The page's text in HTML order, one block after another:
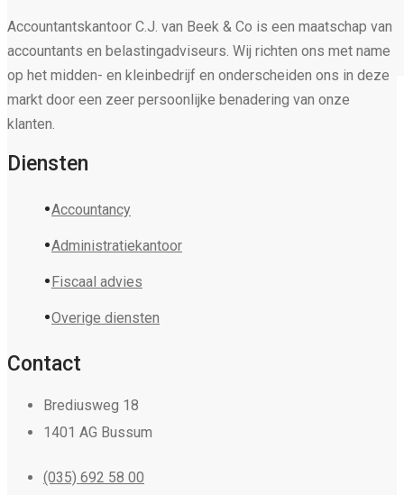
Accountantskantoor C.J. van Beek & Co is een maatschap van
accountants en belastingadviseurs. Wij richten ons met name
op het midden- en kleinbedrijf en onderscheiden ons in deze
markt door een zeer persoonlijke benadering van onze
klanten.
Diensten
Accountancy
Administratiekantoor
Fiscaal advies
Overige diensten
Contact
Brediusweg 18
1401 AG Bussum
(035) 692 58 00